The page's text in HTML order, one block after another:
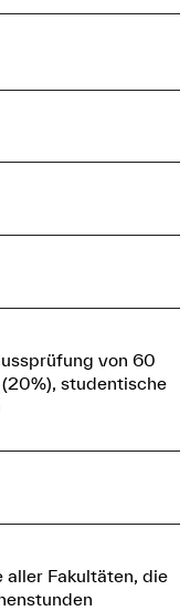
von 60
studentische
aller Fakultäten, die